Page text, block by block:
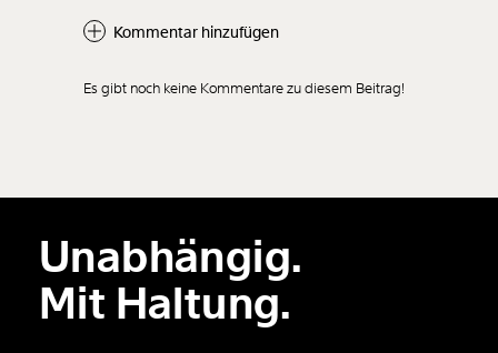
Kommentar hinzufügen
Der Inhalt dieses Feldes wird nicht öffentlich zugänglich angezeigt.
Es gibt noch keine Kommentare zu diesem Beitrag!
Unabhängig.
Mit Haltung.